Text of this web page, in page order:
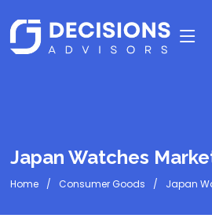
Japan Watches
Home Consumer Goods Japan